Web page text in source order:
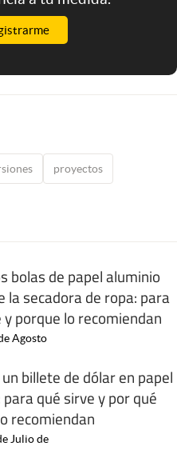
proyectos
bolas de papel aluminio
la secadora de ropa: para
porque lo recomiendan
Agosto
billete de dólar en papel
qué sirve y por qué
recomiendan
Julio de